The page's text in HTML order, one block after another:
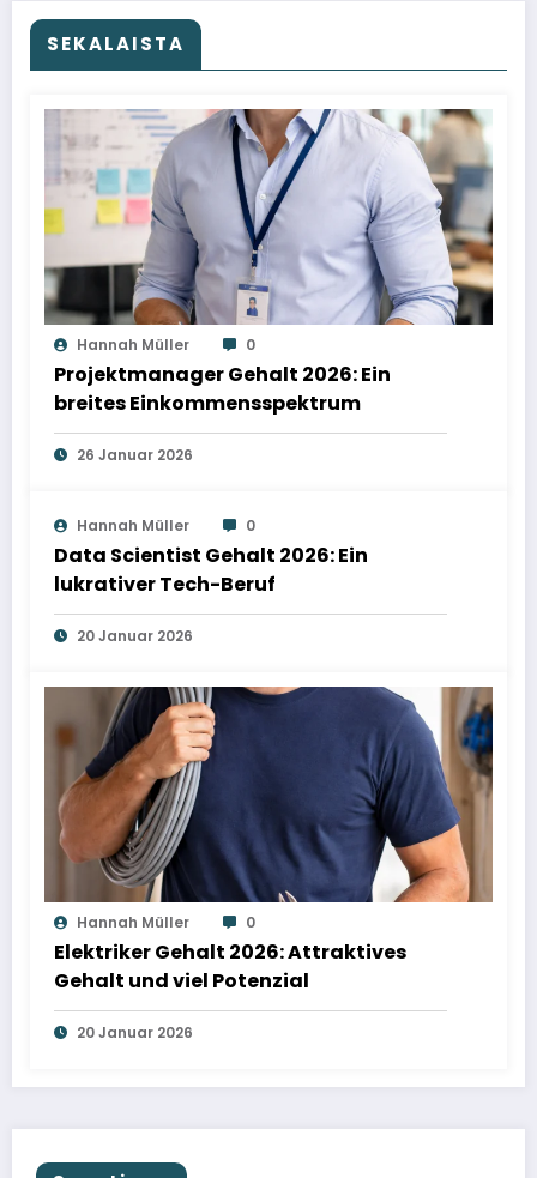
SEKALAISTA
Hannah Müller 0
Projektmanager Gehalt 2026: Ein
breites Einkommensspektrum
26 Januar 2026
Hannah Müller 0
Data Scientist Gehalt 2026: Ein
lukrativer Tech-Beruf
20 Januar 2026
Hannah Müller 0
Elektriker Gehalt 2026: Attraktives
Gehalt und viel Potenzial
20 Januar 2026